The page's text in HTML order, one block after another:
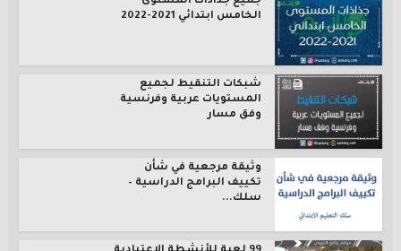
الخامس ابتدائي 2021-2022
شبكات التنقيط لجميع
المستويات عربية وفرنسية
وفق مسار
وثيقة مرجعية في شأن
تكييف البرامج الدراسية –
سلك...